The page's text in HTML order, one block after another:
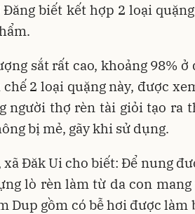
biết kết hợp 2 loại
sắt rất cao, khoảng 98% ở
chế 2 loại quặng này, được
người thợ rèn tài giỏi tạo ra
bị mẻ, gãy khi sử dụng.
xã Đăk Ui cho biết: Để nung
lò rèn làm từ da con mang
Dup gồm có bễ hơi được làm